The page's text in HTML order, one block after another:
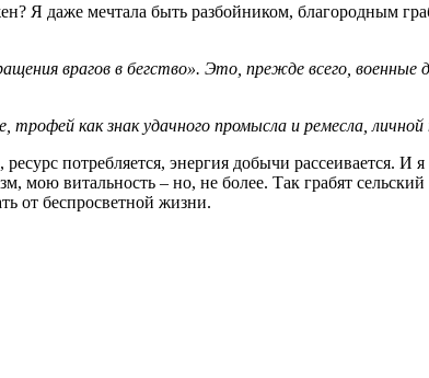
Я даже мечтала быть разбойником, благородным
врагов в бегство». Это, прежде всего,
как знак удачного промысла и ремесла, личной
потребляется, энергия добычи рассеивается.
мою витальность – но, не более. Так грабят
от беспросветной жизни.